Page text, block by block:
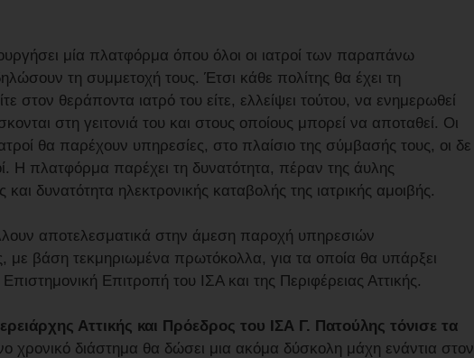
μία πλατφόρμα όπου όλοι οι ιατροί των παραπάνω
τη συμμετοχή τους. Έτσι κάθε πολίτης θα έχει τη
στον θεράποντα ιατρό του είτε, ελλείψει τούτου, να ενημερωθεί
στη γειτονιά του και στους οποίους μπορεί να αποταθεί. Οι
θα παρέχουν υπηρεσίες, στο πλαίσιο της σύμβασής τους, οι δε
Η πλατφόρμα παρέχει τη δυνατότητα, πέραν της άυλης
δυνατότητα ηλεκτρονικής καταβολής της ιατρικής αμοιβής.
αποτελεσματικά στην άμεση παροχή υπηρεσιών
με βάση τεκμηριωμένα πρωτόκολλα, για τα οποία θα υπάρξει
Επιτροπή του ΙΣΑ και της Περιφέρειας Αττικής.
Αττικής και Πρόεδρος του ΙΣΑ Γ. Πατούλης τόνισε τα
χρονικό διάστημα θα δώσει μια ακόμα δύσκολη μάχη ενάντια στον